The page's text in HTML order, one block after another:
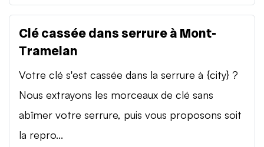
Clé cassée dans serrure à Mont-
Tramelan
Votre clé s'est cassée dans la serrure à {city} ?
Nous extrayons les morceaux de clé sans
abîmer votre serrure, puis vous proposons soit
la repro...